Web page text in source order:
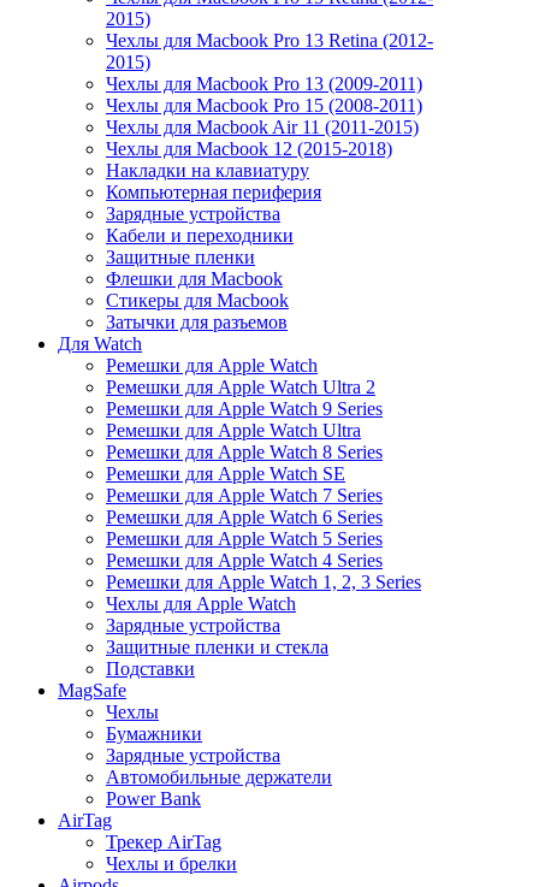
2015)
Чехлы для Macbook Pro 13 Retina (2012-
2015)
Чехлы для Macbook Pro 13 (2009-2011)
Чехлы для Macbook Pro 15 (2008-2011)
Чехлы для Macbook Air 11 (2011-2015)
Чехлы для Macbook 12 (2015-2018)
Накладки на клавиатуру
Компьютерная периферия
Зарядные устройства
Кабели и переходники
Защитные пленки
Флешки для Macbook
Стикеры для Macbook
Затычки для разъемов
Для Watch
Ремешки для Apple Watch
Ремешки для Apple Watch Ultra 2
Ремешки для Apple Watch 9 Series
Ремешки для Apple Watch Ultra
Ремешки для Apple Watch 8 Series
Ремешки для Apple Watch SE
Ремешки для Apple Watch 7 Series
Ремешки для Apple Watch 6 Series
Ремешки для Apple Watch 5 Series
Ремешки для Apple Watch 4 Series
Ремешки для Apple Watch 1, 2, 3 Series
Чехлы для Apple Watch
Зарядные устройства
Защитные пленки и стекла
Подставки
MagSafe
Чехлы
Бумажники
Зарядные устройства
Автомобильные держатели
Power Bank
AirTag
Трекер AirTag
Чехлы и брелки